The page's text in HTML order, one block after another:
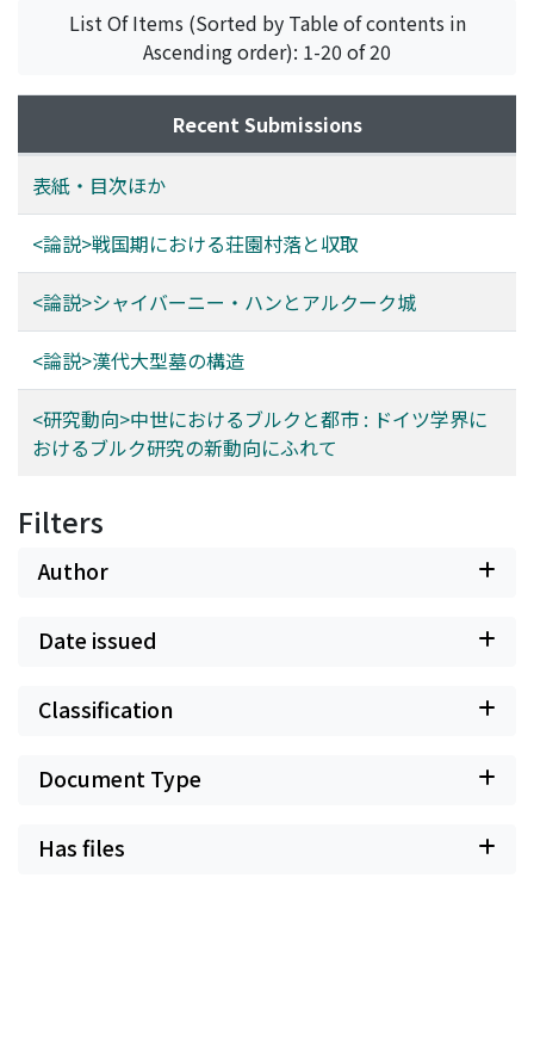
List Of Items (Sorted by Table of contents in
Ascending order): 1-20 of 20
Recent Submissions
表紙・目次ほか
<論説>戦国期における荘園村落と収取
<論説>シャイバーニー・ハンとアルクーク城
<論説>漢代大型墓の構造
<研究動向>中世におけるブルクと都市 : ドイツ学界に
おけるブルク研究の新動向にふれて
Filters
Author
Date issued
Classification
Document Type
Has files